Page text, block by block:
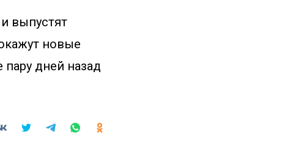
выпустят
новые
дней назад